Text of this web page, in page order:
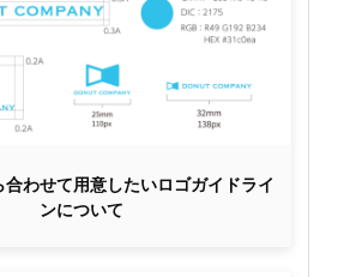
合わせて用意したいロゴガイドライ
ンについて